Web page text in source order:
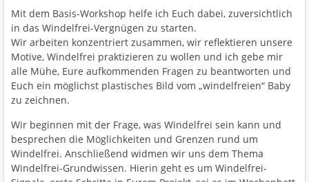
Mit dem Basis-Workshop helfe ich Euch dabei, zuversichtlich
in das Windelfrei-Vergnügen zu starten.
Wir arbeiten konzentriert zusammen, wir reflektieren unsere
Motive, Windelfrei praktizieren zu wollen und ich gebe mir
alle Mühe, Eure aufkommenden Fragen zu beantworten und
Euch ein möglichst plastisches Bild vom „windelfreien“ Baby
zu zeichnen.
Wir beginnen mit der Frage, was Windelfrei sein kann und
besprechen die Möglichkeiten und Grenzen rund um
Windelfrei. Anschließend widmen wir uns dem Thema
Windelfrei-Grundwissen. Hierin geht es um Windelfrei-